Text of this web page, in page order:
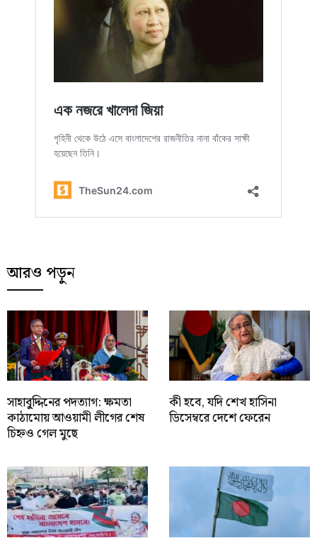
আরও পড়ুন
সাহাবু্দ্দিনের পদত্যাগ: ক্ষমতা
কাঠামোয় আওয়ামী লীগের শেষ
চিহ্নও গেল মুছে
কী হবে, যদি শেখ হাসিনা
ডিসেম্বরে দেশে ফেরেন